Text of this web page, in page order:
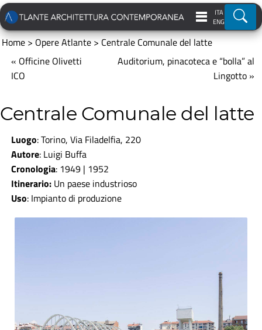
ITA
ENG
Home>Opere Atlante>Centrale Comunale del latte
« Officine Olivetti
ICO
Auditorium, pinacoteca e “bolla” al
Lingotto »
Centrale Comunale del latte
Luogo: Torino, Via Filadelfia, 220
Autore: Luigi Buffa
Cronologia: 1949 | 1952
Itinerario: Un paese industrioso
Uso: Impianto di produzione